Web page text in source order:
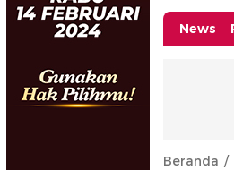
News
Beranda